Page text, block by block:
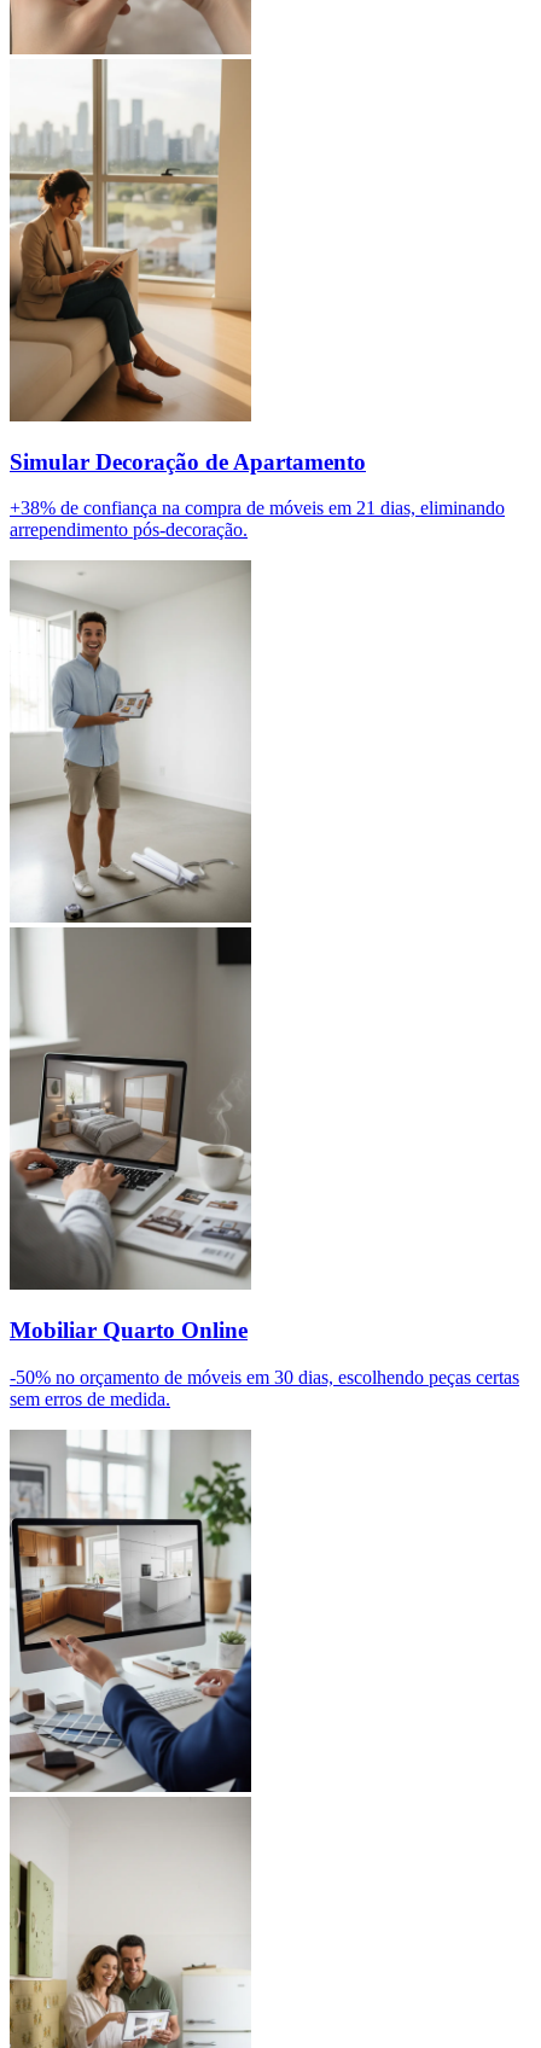
Simular Decoração de Apartamento
+38% de confiança na compra de móveis em 21 dias, eliminando
arrependimento pós-decoração.
Mobiliar Quarto Online
-50% no orçamento de móveis em 30 dias, escolhendo peças certas
sem erros de medida.